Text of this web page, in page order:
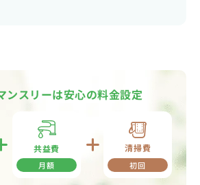
ンスリーは安心の料金設定
共益費
月額
清掃費
初回